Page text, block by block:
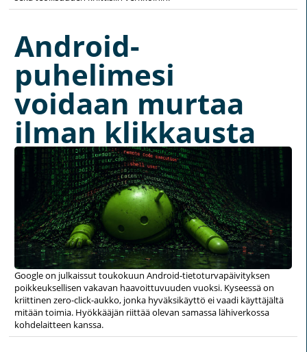
Android-
puhelimesi
voidaan murtaa
ilman klikkausta
Google on julkaissut toukokuun Android-tietoturvapäivityksen
poikkeuksellisen vakavan haavoittuvuuden vuoksi. Kyseessä on
kriittinen zero-click-aukko, jonka hyväksikäyttö ei vaadi käyttäjältä
mitään toimia. Hyökkääjän riittää olevan samassa lähiverkossa
kohdelaitteen kanssa.